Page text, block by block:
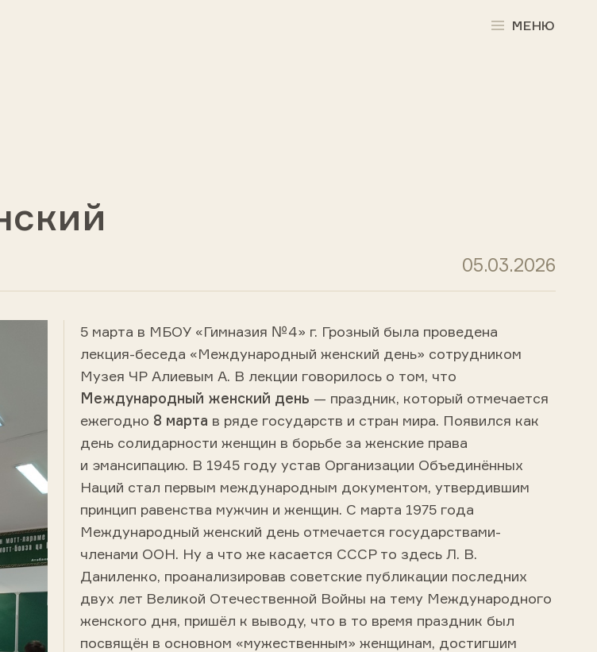
МЕНЮ
05.03.2026
5 марта в МБОУ «Гимназия №4» г. Грозный была проведена
лекция-беседа «Международный женский день» сотрудником
Музея ЧР Алиевым А. В лекции говорилось о том, что
Международный женский день — праздник, который отмечается
ежегодно 8 марта в ряде государств и стран мира. Появился как
день солидарности женщин в борьбе за женские права
и эмансипацию. В 1945 году устав Организации Объединённых
Наций стал первым международным документом, утвердившим
принцип равенства мужчин и женщин. С марта 1975 года
Международный женский день отмечается государствами-
членами ООН. Ну а что же касается СССР то здесь Л. В.
Даниленко, проанализировав советские публикации последних
двух лет Великой Отечественной Войны на тему Международного
женского дня, пришёл к выводу, что в то время праздник был
посвящён в основном «мужественным» женщинам, достигшим